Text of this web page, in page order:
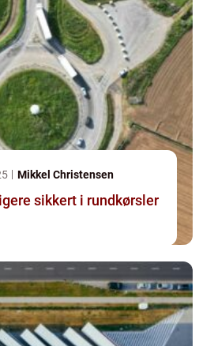
Mikkel Christensen
sikkert i rundkørsler